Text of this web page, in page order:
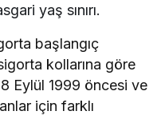
yaş sınırı.
başlangıç
kollarına göre
Eylül 1999 öncesi ve
için farklı